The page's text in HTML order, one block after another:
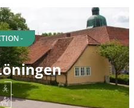
-